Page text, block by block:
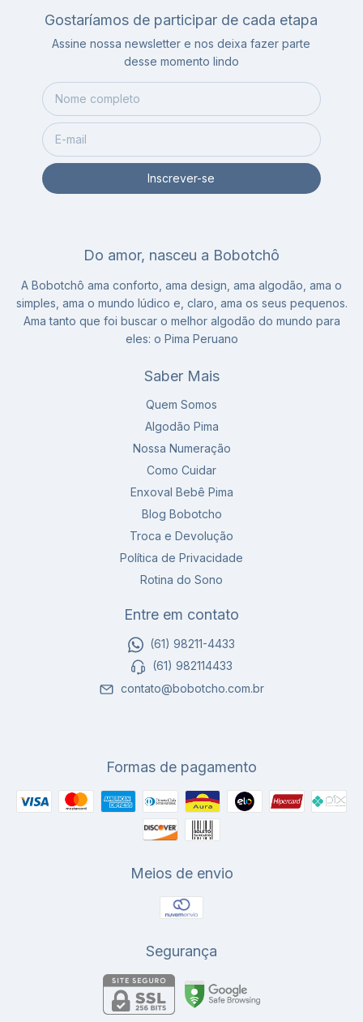
Gostaríamos de participar de cada etapa
Assine nossa newsletter e nos deixa fazer parte
desse momento lindo
Do amor, nasceu a Bobotchô
A Bobotchô ama conforto, ama design, ama algodão, ama o
simples, ama o mundo lúdico e, claro, ama os seus pequenos.
Ama tanto que foi buscar o melhor algodão do mundo para
eles: o Pima Peruano
Saber Mais
Quem Somos
Algodão Pima
Nossa Numeração
Como Cuidar
Enxoval Bebê Pima
Blog Bobotcho
Troca e Devolução
Política de Privacidade
Rotina do Sono
Entre em contato
(61) 98211-4433
(61) 982114433
contato@bobotcho.com.br
Formas de pagamento
Meios de envio
Segurança